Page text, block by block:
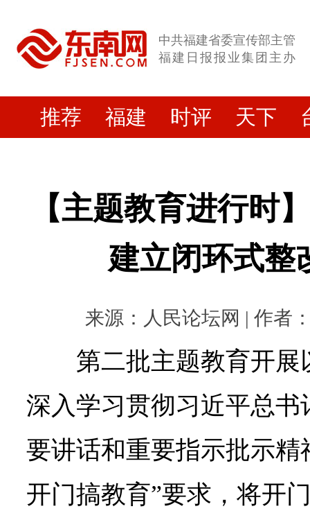
中共福建省委宣传部主管
福建日报报业集团主办
推荐 福建 时评 天下
【主题教育进行时
建立闭环式整
来源：人民论坛网 | 作者
第二批主题教育开
深入学习贯彻习近平总
要讲话和重要指示批示精
开门搞教育”要求，将开